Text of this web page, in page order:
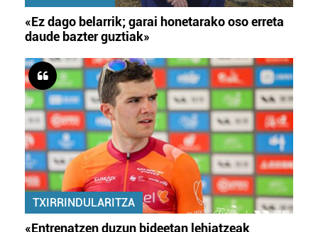
«Ez dago belarrik; garai honetarako oso erreta
daude bazter guztiak»
TXIRRINDULARITZA
«Entrenatzen duzun bideetan lehiatzeak